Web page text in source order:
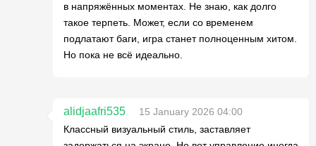
в напряжённых моментах. Не знаю, как долго
такое терпеть. Может, если со временем
подлатают баги, игра станет полноценным хитом.
Но пока не всё идеально.
alidjaafri535
15 January 2026 04:00
Классный визуальный стиль, заставляет